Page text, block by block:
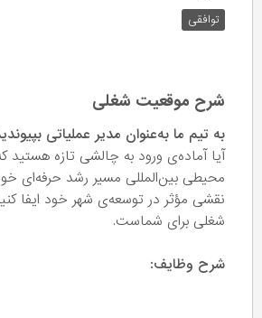
توافقی
شرح موقعیت شغلی
به تیم ما به‌عنوان مدیر عملیاتی
آیا آماده‌ی ورود به چالشی تازه هستید
محیطی بین‌المللی مسیر رشد حرفه‌ای
نقشی مؤثر در توسعه‌ی شهر خود ایفا
شغلی برای شماست.
شرح وظایف: